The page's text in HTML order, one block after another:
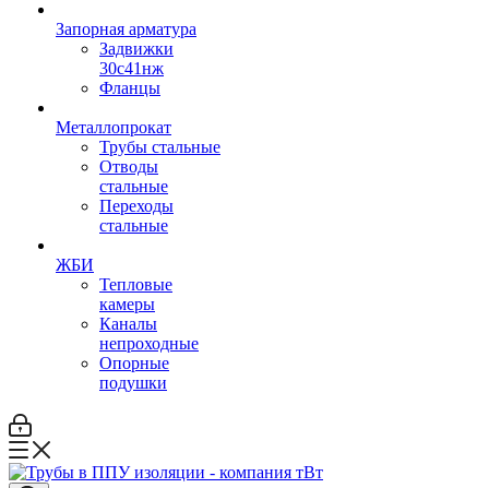
Запорная арматура
Задвижки
30с41нж
Фланцы
Металлопрокат
Трубы стальные
Отводы
стальные
Переходы
стальные
ЖБИ
Тепловые
камеры
Каналы
непроходные
Опорные
подушки